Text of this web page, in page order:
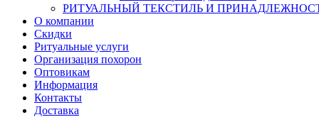
РИТУАЛЬНЫЙ ТЕКСТИЛЬ И
О компании
Скидки
Ритуальные услуги
Организация похорон
Оптовикам
Информация
Контакты
Доставка